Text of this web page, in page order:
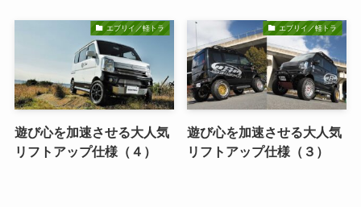
エブリイ／軽トラ
遊び心を加速させる大人気
リフトアップ仕様（４）
エブリイ／軽トラ
遊び心を加速させる大人気
リフトアップ仕様（３）